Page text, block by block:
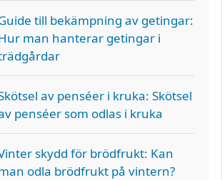
till bekämpning av getingar:
man hanterar getingar i
av penséer i kruka: Skötsel
penséer som odlas i kruka
skydd för brödfrukt: Kan
odla brödfrukt på vintern?